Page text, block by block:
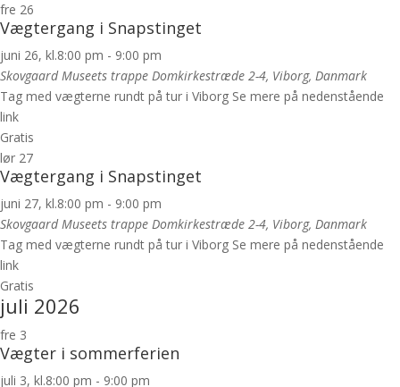
fre 26
Vægtergang i Snapstinget
juni 26, kl.8:00 pm - 9:00 pm
Skovgaard Museets trappe Domkirkestræde 2-4, Viborg, Danmark
Tag med vægterne rundt på tur i Viborg Se mere på nedenstående
link
Gratis
lør 27
Vægtergang i Snapstinget
juni 27, kl.8:00 pm - 9:00 pm
Skovgaard Museets trappe Domkirkestræde 2-4, Viborg, Danmark
Tag med vægterne rundt på tur i Viborg Se mere på nedenstående
link
Gratis
juli 2026
fre 3
Vægter i sommerferien
juli 3, kl.8:00 pm - 9:00 pm